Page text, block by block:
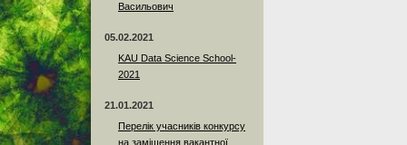
Васильович
05.02.2021
KAU Data Science School-
2021
21.01.2021
Перелік учасників конкурсу
на заміщення вакантної